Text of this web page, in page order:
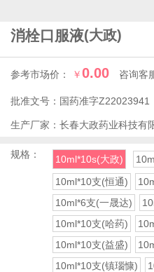
消栓口服液(大政)
参考市场价： ￥0.00 咨询客
批准文号： 国药准字Z22023941
生产厂家： 长春大政药业科技有
规格： 10ml*10s(大政)
10ml*10支(恒通)
10ml*6支(一晟达)
10ml*10支(哈药)
10ml*10支(益盛)
10ml*10支(镇瑙慷)